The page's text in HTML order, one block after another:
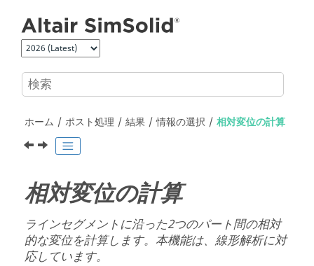
ホーム ポスト処理 結果 情報の選択 相対変位の計算
相対変位の計算
ラインセグメントに沿った2つのパート間の相対
的な変位を計算します。本機能は、線形解析に対
応しています。